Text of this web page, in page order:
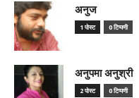
अनुज
1 पोस्ट 0 टिप्पणी
अनुपमा अनुश्री
2 पोस्ट 0 टिप्पणी